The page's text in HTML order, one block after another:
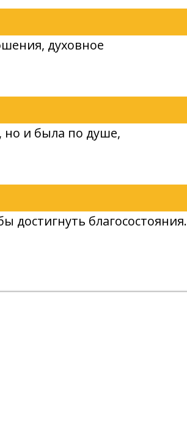
духовное
но и была по душе,
достигнуть благосостояния.